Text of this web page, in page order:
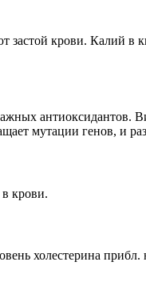
застой крови. Калий в
антиоксидантов.
мутации генов, и
крови.
холестерина